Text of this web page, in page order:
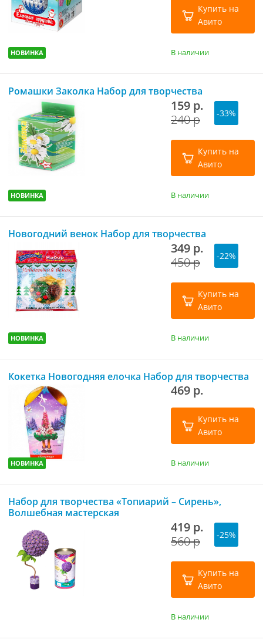
НОВИНКА
Купить на
Авито
В наличии
НОВИНКА
Ромашки Заколка Набор для творчества
159 р.
240 р
-33%
Купить на
Авито
В наличии
НОВИНКА
Новогодний венок Набор для творчества
349 р.
450 р
-22%
Купить на
Авито
В наличии
НОВИНКА
Кокетка Новогодняя елочка Набор для творчества
469 р.
Купить на
Авито
В наличии
Набор для творчества «Топиарий – Сирень»,
Волшебная мастерская
419 р.
560 р
-25%
Купить на
Авито
В наличии